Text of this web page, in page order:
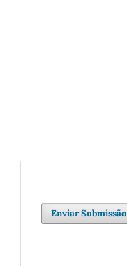
Enviar Submissão